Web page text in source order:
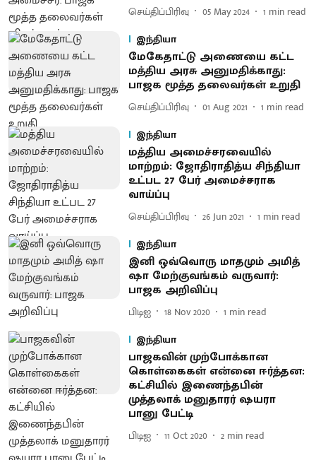
செய்திப்பிரிவு 05 May 2024 1 min read
இந்தியா
மேகேதாட்டு அணையை கட்ட
மத்திய அரசு அனுமதிக்காது:
பாஜக மூத்த தலைவர்கள் உறுதி
செய்திப்பிரிவு 01 Aug 2021 1 min read
இந்தியா
மத்திய அமைச்சரவையில்
மாற்றம்: ஜோதிராதித்ய சிந்தியா
உட்பட 27 பேர் அமைச்சராக
வாய்ப்பு
செய்திப்பிரிவு 26 Jun 2021 1 min read
இந்தியா
இனி ஒவ்வொரு மாதமும் அமித்
ஷா மேற்குவங்கம் வருவார்:
பாஜக அறிவிப்பு
பிடிஐ 18 Nov 2020 1 min read
இந்தியா
பாஜகவின் முற்போக்கான
கொள்கைகள் என்னை ஈர்த்தன:
கட்சியில் இணைந்தபின்
முத்தலாக் மனுதாரர் ஷயரா
பானு பேட்டி
பிடிஐ 11 Oct 2020 2 min read